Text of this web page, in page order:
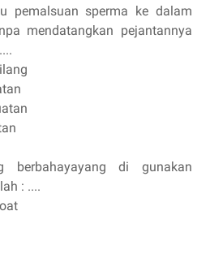
pemalsuan sperma ke dalam
mendatangkan pejantannya
di gunakan
: ....